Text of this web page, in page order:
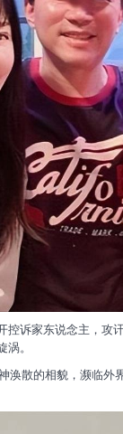
诉家东说念主，攻
。
涣散的相貌，濒临